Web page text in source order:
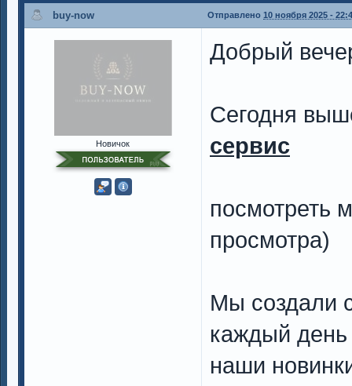
buy-now Отправлено 10 ноября 2025 -
Новичок
Добрый
Cегодня
сервис
посмотреть
просмотра)
Мы создали
каждый день
наши